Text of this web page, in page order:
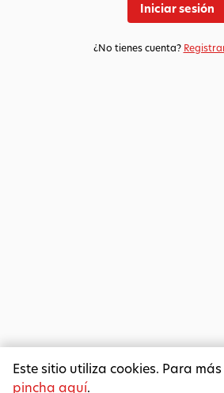
Iniciar sesión
¿No tienes cuenta?
Este sitio utiliza cookies. Para
pincha aquí.